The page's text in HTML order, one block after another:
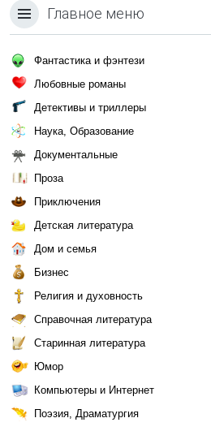
Главное меню
Фантастика и фэнтези
Любовные романы
Детективы и триллеры
Наука, Образование
Документальные
Проза
Приключения
Детская литература
Дом и семья
Бизнес
Религия и духовность
Справочная литература
Старинная литература
Юмор
Компьютеры и Интернет
Поэзия, Драматургия